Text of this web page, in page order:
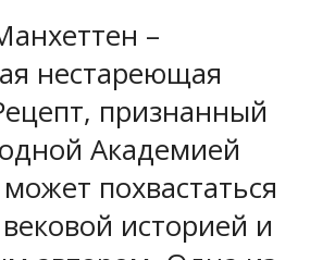
–
нестареющая
признанный
Академией
похвастаться
историей и